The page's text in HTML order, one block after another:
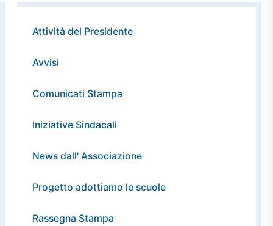
Attività del Presidente
Avvisi
Comunicati Stampa
Iniziative Sindacali
News dall' Associazione
Progetto adottiamo le scuole
Rassegna Stampa